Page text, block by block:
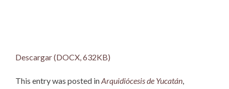
Descargar (DOCX, 632KB)
This entry was posted inArquidiócesis de Yucatán,